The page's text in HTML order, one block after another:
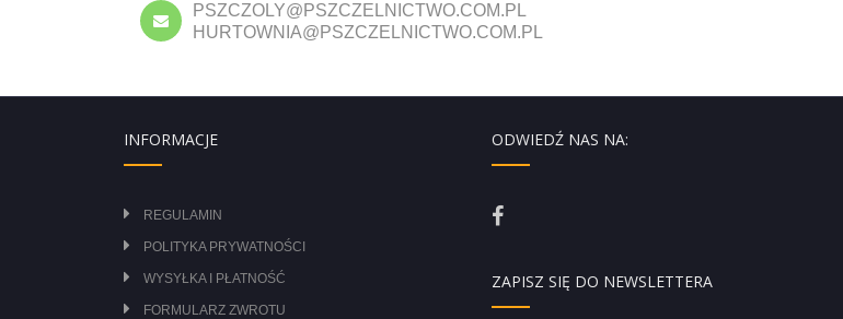
PSZCZOLY@PSZCZELNICTWO.COM.PL
HURTOWNIA@PSZCZELNICTWO.COM.PL
INFORMACJE
REGULAMIN
POLITYKA PRYWATNOŚCI
WYSYŁKA I PŁATNOŚĆ
FORMULARZ ZWROTU
ODWIEDŹ NAS NA:
ZAPISZ SIĘ DO NEWSLETTERA